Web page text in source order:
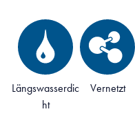
Längswasserdic
ht
Vernetzt